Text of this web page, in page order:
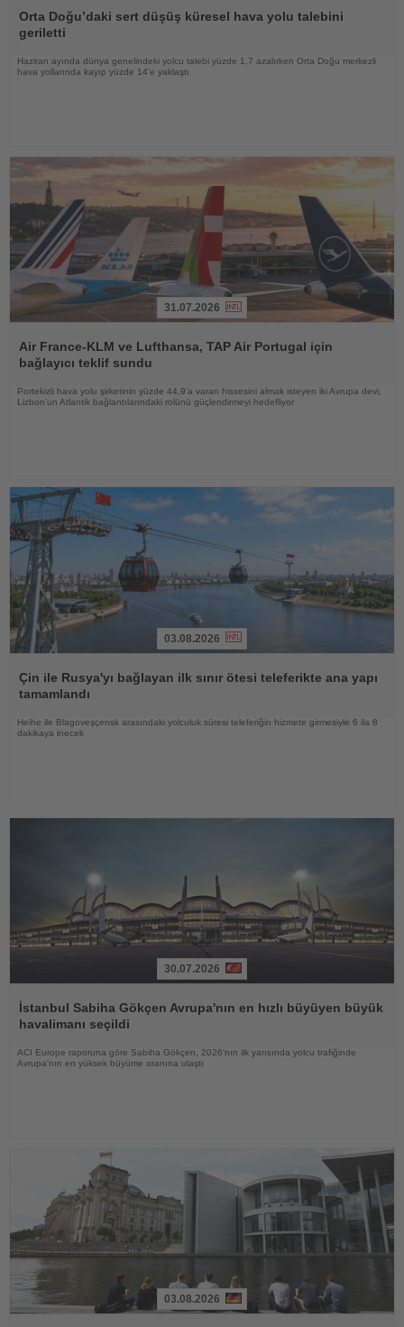
Oku
Orta Doğu’daki sert düşüş küresel hava yolu talebini
geriletti
Haziran ayında dünya genelindeki yolcu talebi yüzde 1,7 azalırken Orta Doğu merkezli
hava yollarında kayıp yüzde 14’e yaklaştı
Oku
31.07.2026
Air France-KLM ve Lufthansa, TAP Air Portugal için
bağlayıcı teklif sundu
Portekizli hava yolu şirketinin yüzde 44,9’a varan hissesini almak isteyen iki Avrupa devi,
Lizbon’un Atlantik bağlantılarındaki rolünü güçlendirmeyi hedefliyor
Oku
03.08.2026
Çin ile Rusya'yı bağlayan ilk sınır ötesi teleferikte ana yapı
tamamlandı
Heihe ile Blagoveşçensk arasındaki yolculuk süresi teleferiğin hizmete girmesiyle 6 ila 8
dakikaya inecek
Oku
30.07.2026
İstanbul Sabiha Gökçen Avrupa'nın en hızlı büyüyen büyük
havalimanı seçildi
ACI Europe raporuna göre Sabiha Gökçen, 2026'nın ilk yarısında yolcu trafiğinde
Avrupa'nın en yüksek büyüme oranına ulaştı
03.08.2026